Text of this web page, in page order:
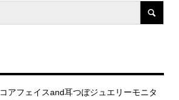
コアフェイスand耳つぼジュエリーモニタ